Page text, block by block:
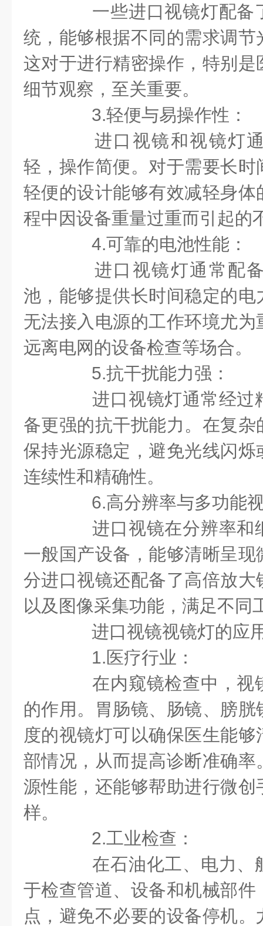
一些进口视镜灯配备
统，能够根据不同的需求调
这对于进行精密操作，特别
细节观察，至关重要。
3.轻便与易操作性：
进口视镜和视镜灯通
轻，操作简便。对于需要长
轻便的设计能够有效减轻身
程中因设备重量过重而引起的
4.可靠的电池性能：
进口视镜灯通常配备
池，能够提供长时间稳定的
无法接入电源的工作环境尤
远离电网的设备检查等场合。
5.抗干扰能力强：
进口视镜灯通常经过
备更强的抗干扰能力。在复
保持光源稳定，避免光线闪
连续性和精确性。
6.高分辨率与多功能视
进口视镜在分辨率和
一般国产设备，能够清晰呈
分进口视镜还配备了高倍放
以及图像采集功能，满足不同
进口视镜视镜灯的应
1.医疗行业：
在内窥镜检查中，视
的作用。胃肠镜、肠镜、膀
度的视镜灯可以确保医生能
部情况，从而提高诊断准确
源性能，还能够帮助进行微
样。
2.工业检查：
在石油化工、电力、
于检查管道、设备和机械部
点，避免不必要的设备停机